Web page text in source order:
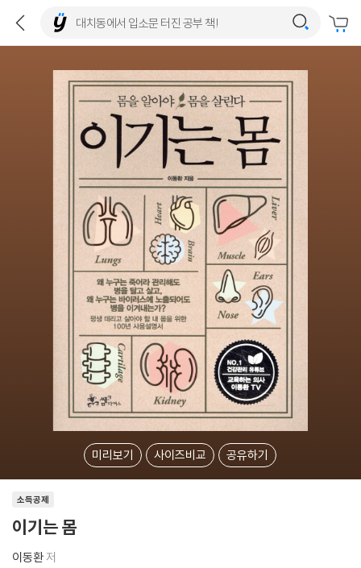
미리보기 사이즈비교 공유하기
소득공제
이기는 몸
이동환저